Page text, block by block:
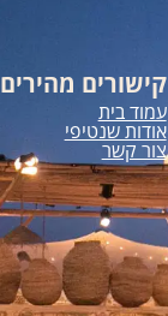
קישורים מהירים
עמוד בית
אודות שנטיפי
צור קשר